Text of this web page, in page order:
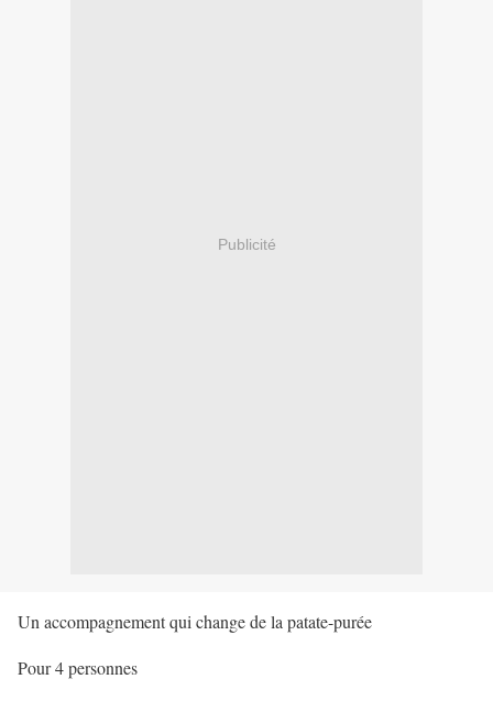
Publicité
Un accompagnement qui change de la patate-purée
Pour 4 personnes